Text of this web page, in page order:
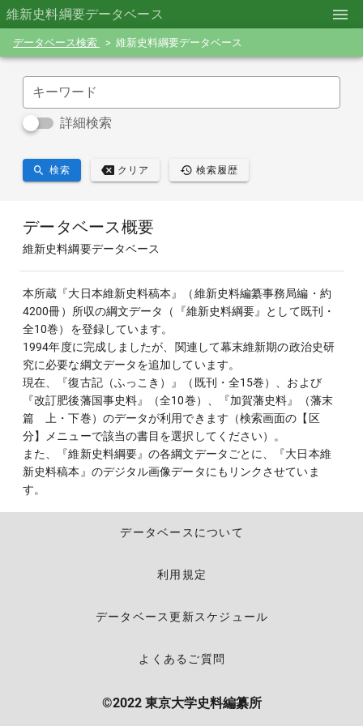
維新史料綱要データベース
データベース検索 維新史料綱要データベース
キーワード
詳細検索
検索 クリア 検索履歴
データベース概要
維新史料綱要データベース
本所蔵『大日本維新史料稿本』（維新史料編纂事務局編・約
4200冊）所収の綱文データ（『維新史料綱要』として既刊・
全10巻）を登録しています。
1994年度に完成しましたが、関連して幕末維新期の政治史研
究に必要な綱文データを追加しています。
現在、『復古記（ふっこき）』（既刊・全15巻）、および
『改訂肥後藩国事史料』（全10巻）、『加賀藩史料』（藩末
篇 上・下巻）のデータが利用できます（検索画面の【区
分】メニューで該当の書目を選択してください）。
また、『維新史料綱要』の各綱文データごとに、『大日本維
新史料稿本』のデジタル画像データにもリンクさせていま
す。
データベースについて
利用規定
データベース更新スケジュール
よくあるご質問
©2022 東京大学史料編纂所